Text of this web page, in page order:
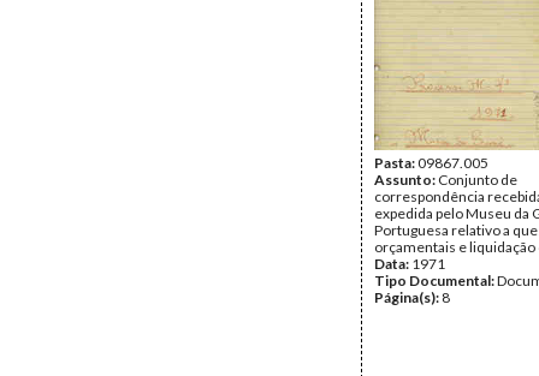
Pasta:09867.005
Assunto: Conjunto de
correspondência
expedida pelo Museu da
Portuguesa relativo a
orçamentais e liquidação
Data: 1971
Tipo Documental:
Página(s): 8